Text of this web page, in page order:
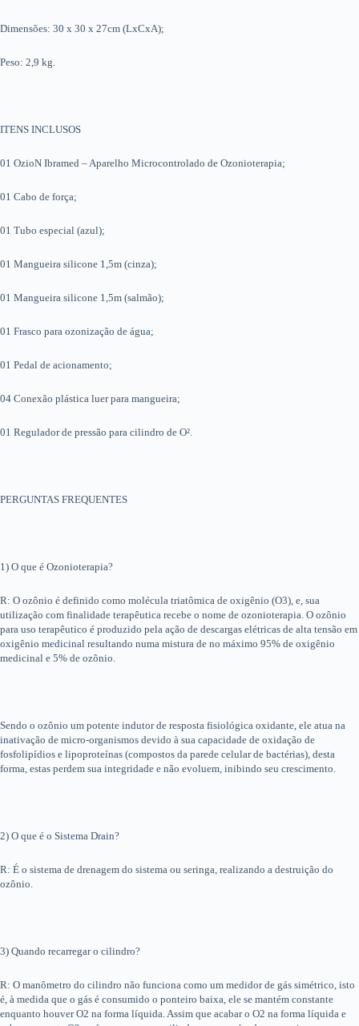
Dimensões: 30 x 30 x 27cm (LxCxA);
Peso: 2,9 kg.
ITENS INCLUSOS
01 OzioN Ibramed – Aparelho Microcontrolado de Ozonioterapia;
01 Cabo de força;
01 Tubo especial (azul);
01 Mangueira silicone 1,5m (cinza);
01 Mangueira silicone 1,5m (salmão);
01 Frasco para ozonização de água;
01 Pedal de acionamento;
04 Conexão plástica luer para mangueira;
01 Regulador de pressão para cilindro de O².
PERGUNTAS FREQUENTES
1) O que é Ozonioterapia?
R: O ozônio é definido como molécula triatômica de oxigênio (O3), e, sua
utilização com finalidade terapêutica recebe o nome de ozonioterapia. O ozônio
para uso terapêutico é produzido pela ação de descargas elétricas de alta tensão em
oxigênio medicinal resultando numa mistura de no máximo 95% de oxigênio
medicinal e 5% de ozônio.
Sendo o ozônio um potente indutor de resposta fisiológica oxidante, ele atua na
inativação de micro-organismos devido à sua capacidade de oxidação de
fosfolipídios e lipoproteínas (compostos da parede celular de bactérias), desta
forma, estas perdem sua integridade e não evoluem, inibindo seu crescimento.
2) O que é o Sistema Drain?
R: É o sistema de drenagem do sistema ou seringa, realizando a destruição do
ozônio.
3) Quando recarregar o cilindro?
R: O manômetro do cilindro não funciona como um medidor de gás simétrico, isto
é, à medida que o gás é consumido o ponteiro baixa, ele se mantém constante
enquanto houver O2 na forma líquida. Assim que acabar o O2 na forma líquida e